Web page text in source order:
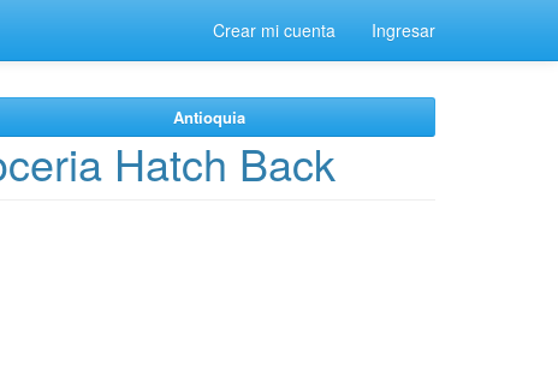
Crear mi cuenta Ingresar
Antioquia
Hatch Back